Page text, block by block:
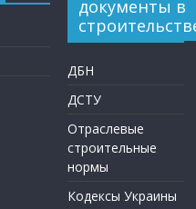
документы в
ДБН
ДСТУ
Отраслевые
строительные
нормы
Кодексы Украины